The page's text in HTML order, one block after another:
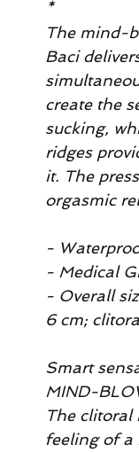
*
The mind-
Baci
create the
sucking,
ridges
it. The
orgasmic
-
- Medical
- Overall
6 cm;
Smart
MIND-
The clitoral
feeling of a